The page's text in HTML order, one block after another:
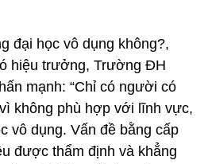
đại học vô dụng không?,
hiệu trưởng, Trường ĐH
mạnh: “Chỉ có người có
không phù hợp với lĩnh vực,
vô dụng. Vấn đề bằng cấp
được thẩm định và khẳng